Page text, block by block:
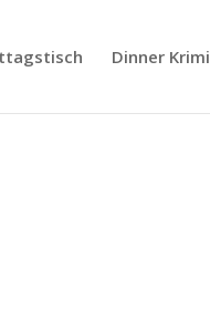
Dinner Krimi